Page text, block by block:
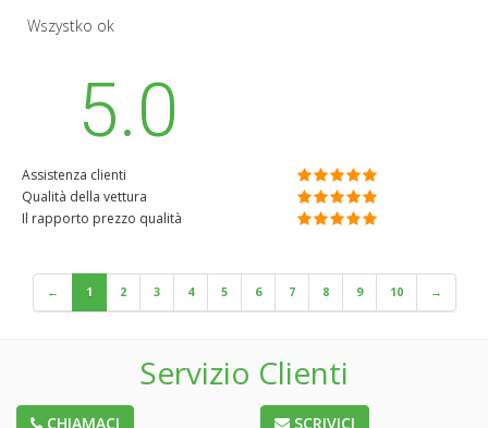
Wszystko ok
5.0
Assistenza clienti
Qualità della vettura
Il rapporto prezzo qualità
← 1 2 3 4 5 6 7 8 9 10 →
Servizio Clienti
CHIAMACI SCRIVICI